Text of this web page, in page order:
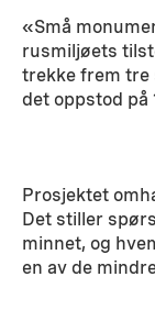
«Små
rusmiljøets
trekke frem tre
det oppstod på
Prosjektet
Det stiller
minnet, og
en av de